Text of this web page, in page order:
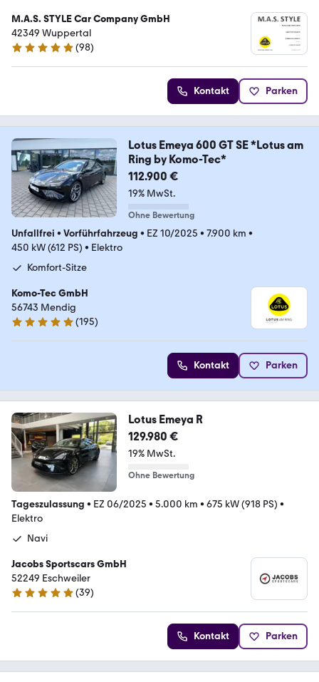
M.A.S. STYLE Car Company GmbH
42349 Wuppertal
5 Sterne
(98)
Kontakt Parken
Lotus Emeya 600 GT SE *Lotus am
Ring by Komo-Tec*
112.900 €
19% MwSt.
Ohne Bewertung
Unfallfrei • Vorführfahrzeug • EZ 10/2025 • 7.900 km •
450 kW (612 PS) • Elektro
Komfort-Sitze
Komo-Tec GmbH
56743 Mendig
4.8 Sterne
(195)
Kontakt Parken
Lotus Emeya R
129.980 €
19% MwSt.
Ohne Bewertung
Tageszulassung • EZ 06/2025 • 5.000 km • 675 kW (918 PS) •
Elektro
Navi
Jacobs Sportscars GmbH
52249 Eschweiler
4.8 Sterne
(39)
Kontakt Parken